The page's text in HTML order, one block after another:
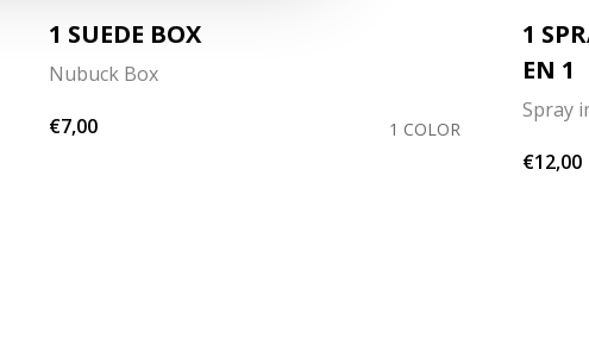
1 SUEDE BOX
Nubuck Box
€7,00
1 COLOR
1
EN 1
Spray
€12,00